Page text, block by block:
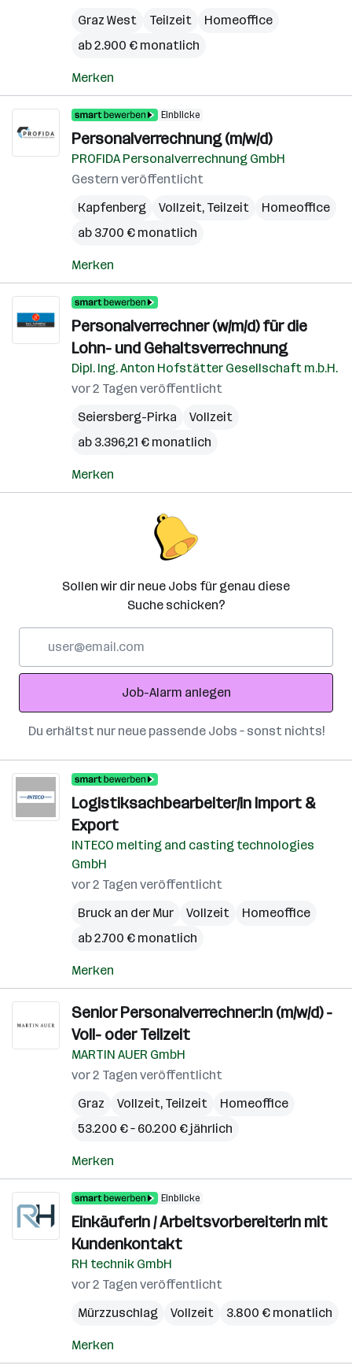
Graz West
Teilzeit
Homeoffice
ab 2.900 € monatlich
Merken
Einblicke
Personalverrechnung (m/w/d)
PROFIDA Personalverrechnung GmbH
Gestern veröffentlicht
Kapfenberg
Vollzeit, Teilzeit
Homeoffice
ab 3.700 € monatlich
Merken
Personalverrechner (w/m/d) für die
Lohn- und Gehaltsverrechnung
Dipl. Ing. Anton Hofstätter Gesellschaft m.b.H.
vor 2 Tagen veröffentlicht
Seiersberg-Pirka
Vollzeit
ab 3.396,21 € monatlich
Merken
Sollen wir dir neue Jobs für genau diese
Suche schicken?
Adresse
Job-Alarm anlegen
Du erhältst nur neue passende Jobs – sonst nichts!
Logistiksachbearbeiter/in Import &
Export
INTECO melting and casting technologies
GmbH
vor 2 Tagen veröffentlicht
Bruck an der Mur
Vollzeit
Homeoffice
ab 2.700 € monatlich
Merken
Senior Personalverrechner:in (m/w/d) -
Voll- oder Teilzeit
MARTIN AUER GmbH
vor 2 Tagen veröffentlicht
Graz
Vollzeit, Teilzeit
Homeoffice
53.200 € – 60.200 € jährlich
Merken
Einblicke
EinkäuferIn / ArbeitsvorbereiterIn mit
Kundenkontakt
RH technik GmbH
vor 2 Tagen veröffentlicht
Mürzzuschlag
Vollzeit 3.800 € monatlich
Merken